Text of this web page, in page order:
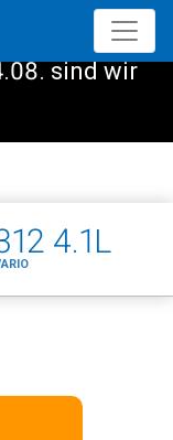
wir
sind wir
4.1L